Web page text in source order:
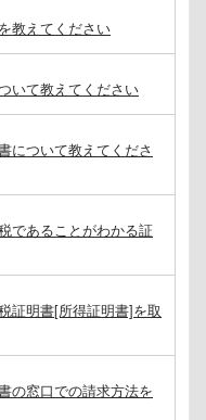
教えてください
いて教えてください
について教えてくださ
であることがわかる証
証明書[所得証明書]を取
の窓口での請求方法を